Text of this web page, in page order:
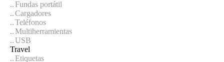
Fundas portátil
Cargadores
Teléfonos
Multiherramientas
USB
Travel
Etiquetas